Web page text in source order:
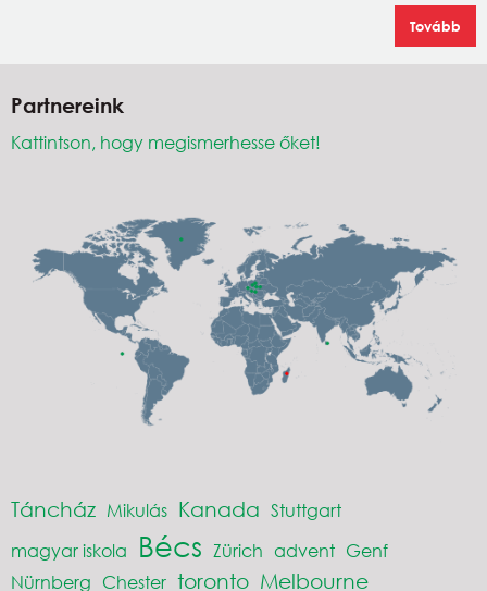
Tovább
Partnereink
Kattintson, hogy megismerhesse őket!
Táncház Mikulás Kanada Stuttgart
magyar iskola
Bécs Zürich advent Genf
Nürnberg Chester toronto Melbourne